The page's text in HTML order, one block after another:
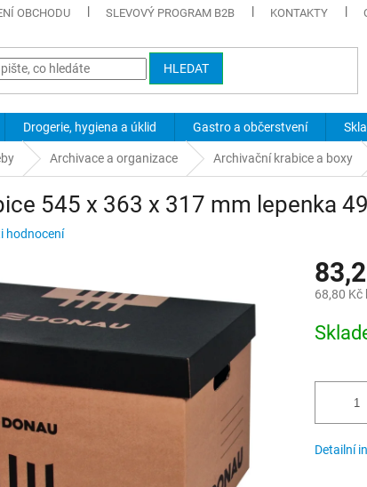
OBCHODU SLEVOVÝ PROGRAM B2B KONTAKTY
HLEDAT
Drogerie, hygiena a úklid Gastro a občerstvení
Archivace a organizace Archivační krabice a boxy
545 x 363 x 317 mm lepenka
hodnocení
68,80 Kč
cena:
Detailní